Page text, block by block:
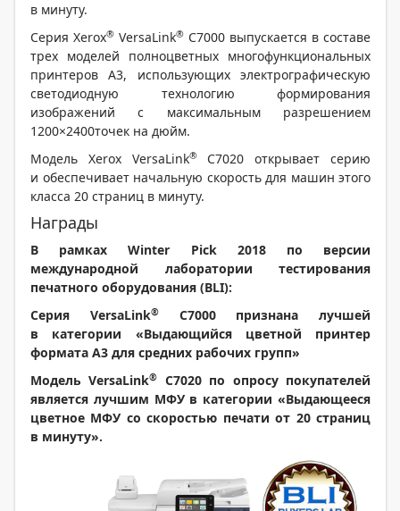
в минуту.
Серия Xerox® VersaLink® C7000 выпускается в составе
трех моделей полноцветных многофункциональных
принтеров А3, использующих электрографическую
светодиодную технологию формирования
изображений с максимальным разрешением
1200×2400точек на дюйм.
Модель Xerox VersaLink®C7020 открывает серию
и обеспечивает начальную скорость для машин этого
класса 20 страниц в минуту.
Награды
В рамках Winter Pick 2018 по версии
международной лаборатории тестирования
печатного оборудования (BLI):
Серия VersaLink®C7000 признана лучшей
в категории «Выдающийся цветной принтер
формата A3 для средних рабочих групп»
Модель VersaLink®
C7020 по опросу покупателей
является лучшим МФУ в категории «Выдающееся
цветное МФУ со скоростью печати от 20 страниц
в минуту».